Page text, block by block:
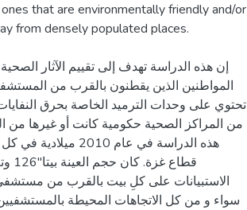
that are environmentally friendly and/or
إن هذه الدراسة تهدف إلى تقييم الآثار
المواطنين الذين يقطنون بالقرب من
تحتوي على وحدات الترميد الخاصة بحرق
من المراكز الصحية حكومية كانت أو غيرها من
هذه الدراسة في عام
الاستبيانات على كلِ بيت بالقرب من